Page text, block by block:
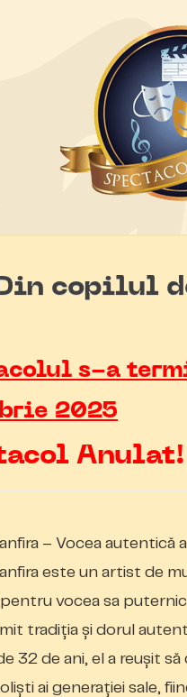
copilul
s-a
2025
Anulat!
– Vocea autentică
este un artist de
vocea sa
tradiția și dorul
32 de ani, el a reușit
ai generației sale,